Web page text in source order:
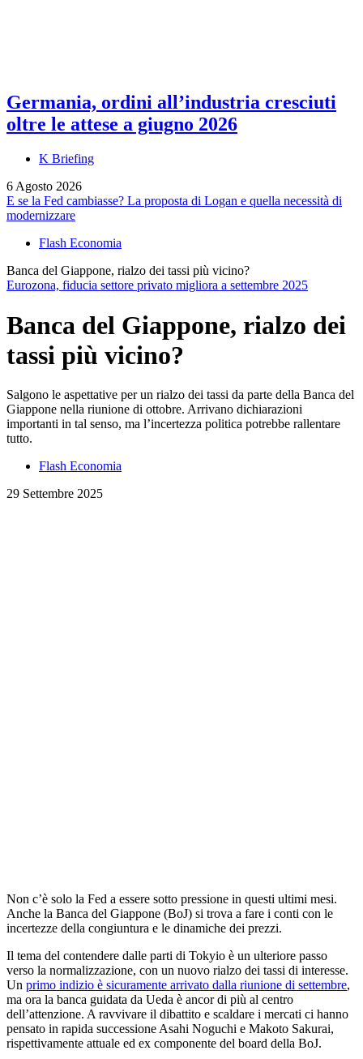
Germania, ordini all’industria cresciuti
oltre le attese a giugno 2026
K Briefing
6 Agosto 2026
E se la Fed cambiasse? La proposta di Logan e quella necessità di
modernizzare
Flash Economia
Banca del Giappone, rialzo dei tassi più vicino?
Eurozona, fiducia settore privato migliora a settembre 2025
Banca del Giappone, rialzo dei
tassi più vicino?
Salgono le aspettative per un rialzo dei tassi da parte della Banca del
Giappone nella riunione di ottobre. Arrivano dichiarazioni
importanti in tal senso, ma l’incertezza politica potrebbe rallentare
tutto.
Flash Economia
29 Settembre 2025
Non c’è solo la Fed a essere sotto pressione in questi ultimi mesi.
Anche la Banca del Giappone (BoJ) si trova a fare i conti con le
incertezze della congiuntura e le dinamiche dei prezzi.
Il tema del contendere dalle parti di Tokyio è un ulteriore passo
verso la normalizzazione, con un nuovo rialzo dei tassi di interesse.
Un primo indizio è sicuramente arrivato dalla riunione di settembre,
ma ora la banca guidata da Ueda è ancor di più al centro
dell’attenzione. A ravvivare il dibattito e scaldare i mercati ci hanno
pensato in rapida successione Asahi Noguchi e Makoto Sakurai,
rispettivamente attuale ed ex componente del board della BoJ.